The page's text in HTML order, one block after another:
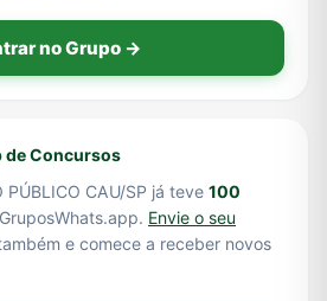
no Grupo →
de Concursos
PÚBLICO CAU/SP já teve 100
Envie o seu
e comece a receber novos